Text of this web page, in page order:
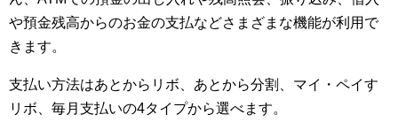
や預金残高からのお金の支払などさまざまな機能が利用で
きます。
支払い方法はあとからリボ、あとから分割、マイ・ペイす
リボ、毎月支払いの4タイプから選べます。